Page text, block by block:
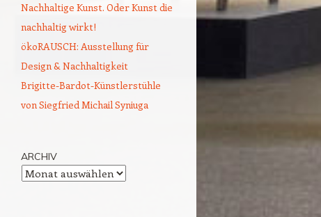
Nachhaltige Kunst. Oder Kunst die
nachhaltig wirkt!
ökoRAUSCH: Ausstellung für
Design & Nachhaltigkeit
Brigitte-Bardot-Künstlerstühle
von Siegfried Michail Syniuga
ARCHIV
Archiv